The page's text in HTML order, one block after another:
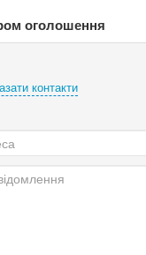
оголошення
контакти